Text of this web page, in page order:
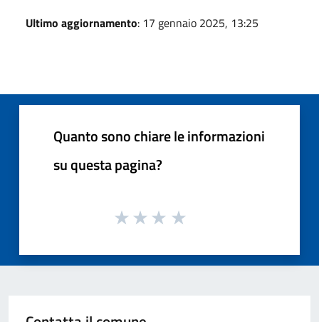
Ultimo aggiornamento: 17 gennaio 2025, 13:25
Quanto sono chiare le informazioni
su questa pagina?